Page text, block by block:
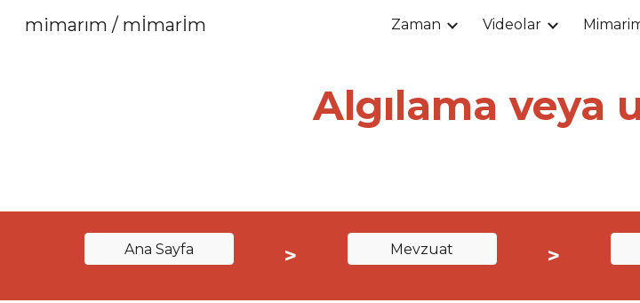
Skip to main content
mimarım / mİmarİm Zaman Videolar
Algılama veya
Ana Sayfa > Mevzuat >